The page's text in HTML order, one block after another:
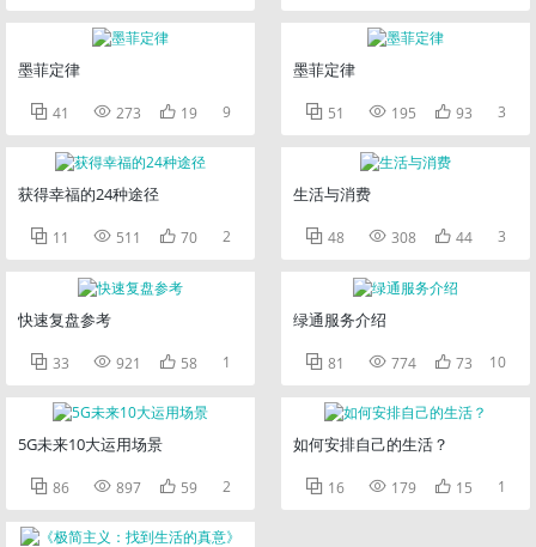
墨菲定律
 41  273  19 9
获得幸福的24种途径
 11  511  70 2
快速复盘参考
 33  921  58 1
5G未来10大运用场景
 86  897  59 2
墨菲定律
 51  195  93 3
生活与消费
 48  308  44 3
绿通服务介绍
 81  774  73 10
如何安排自己的生活？
 16  179  15 1